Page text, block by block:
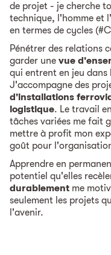
de projet - je cherche
technique, l'homme et
en termes de cycles
Pénétrer des relations
garder une vue
qui entrent en jeu dans
J'accompagne des
d'installations
logistique. Le travail
tâches variées me fait
mettre à profit mon
goût pour
Apprendre en
potentiel qu'elles
durablement me
seulement les projets
l'avenir.